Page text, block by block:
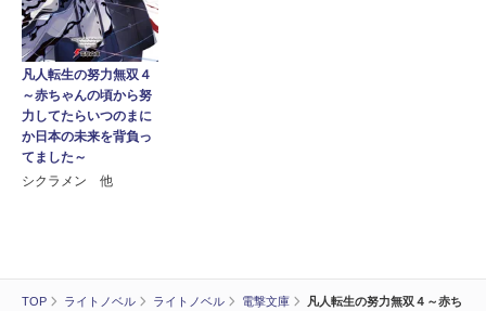
TOP ライトノベル ライトノベル 電撃文庫
凡人転生の努力無双４～赤ち
凡人転生の努力無双４
～赤ちゃんの頃から努
力してたらいつのまに
か日本の未来を背負っ
てました～
シクラメン 他